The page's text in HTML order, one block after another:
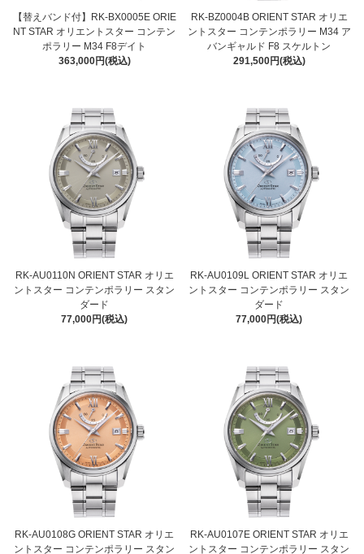
【替えバンド付】RK-BX0005E ORIE
NT STAR オリエントスター コンテン
ポラリー M34 F8デイト
363,000円(税込)
RK-BZ0004B ORIENT STAR オリエ
ントスター コンテンポラリー M34 ア
バンギャルド F8 スケルトン
291,500円(税込)
RK-AU0110N ORIENT STAR オリエ
ントスター コンテンポラリー スタン
ダード
77,000円(税込)
RK-AU0109L ORIENT STAR オリエ
ントスター コンテンポラリー スタン
ダード
77,000円(税込)
RK-AU0108G ORIENT STAR オリエ
ントスター コンテンポラリー スタン
RK-AU0107E ORIENT STAR オリエ
ントスター コンテンポラリー スタン